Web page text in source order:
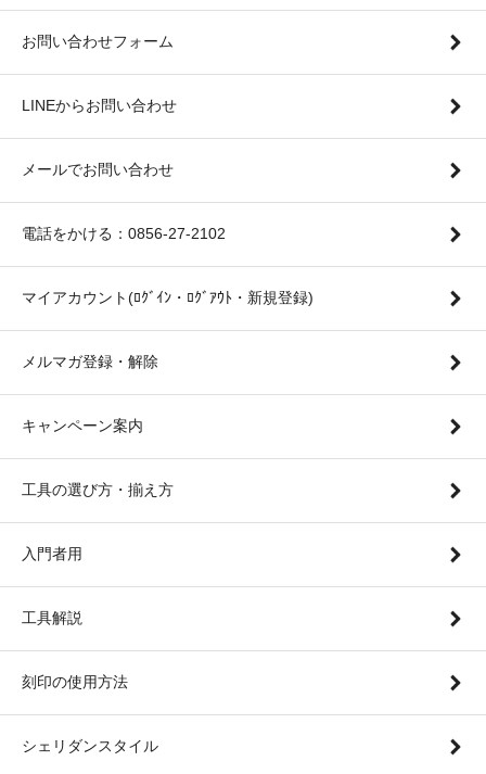
お問い合わせフォーム
LINEからお問い合わせ
メールでお問い合わせ
電話をかける：0856-27-2102
マイアカウント(ﾛｸﾞｲﾝ・ﾛｸﾞｱｳﾄ・新規登録)
メルマガ登録・解除
キャンペーン案内
工具の選び方・揃え方
入門者用
工具解説
刻印の使用方法
シェリダンスタイル